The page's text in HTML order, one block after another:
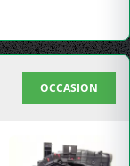
OCCASION